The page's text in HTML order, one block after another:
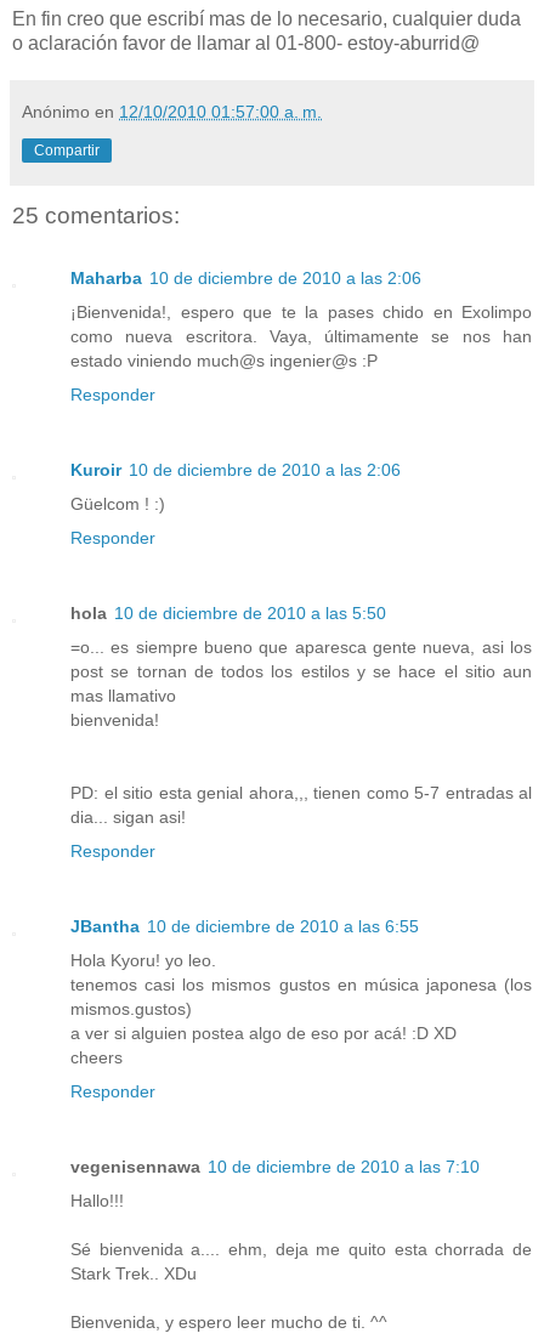
En fin creo que escribí mas de lo necesario, cualquier duda
o aclaración favor de llamar al 01-800- estoy-aburrid@
Anónimo en 12/10/2010 01:57:00 a. m.
Compartir
25 comentarios:
Maharba 10 de diciembre de 2010 a las 2:06
¡Bienvenida!, espero que te la pases chido en Exolimpo
como nueva escritora. Vaya, últimamente se nos han
estado viniendo much@s ingenier@s :P
Responder
Kuroir 10 de diciembre de 2010 a las 2:06
Güelcom ! :)
Responder
hola 10 de diciembre de 2010 a las 5:50
=o... es siempre bueno que aparesca gente nueva, asi los
post se tornan de todos los estilos y se hace el sitio aun
mas llamativo
bienvenida!
PD: el sitio esta genial ahora,,, tienen como 5-7 entradas al
dia... sigan asi!
Responder
JBantha 10 de diciembre de 2010 a las 6:55
Hola Kyoru! yo leo.
tenemos casi los mismos gustos en música japonesa (los
mismos.gustos)
a ver si alguien postea algo de eso por acá! :D XD
cheers
Responder
vegenisennawa 10 de diciembre de 2010 a las 7:10
Hallo!!!
Sé bienvenida a.... ehm, deja me quito esta chorrada de
Stark Trek.. XDu
Bienvenida, y espero leer mucho de ti. ^^